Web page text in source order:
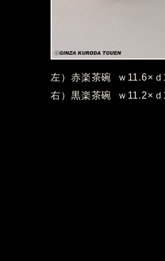
左）赤楽茶碗 ｗ11.6×
右）黒楽茶碗 ｗ11.2×